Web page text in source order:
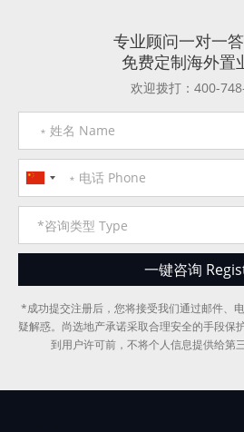
专业顾问一对一
免费定制海外置
欢迎拨打：400-
*成功提交注册后，您将接受我们通过邮件、
疑解惑。尚选地产承诺采取合理安全的手段保
到用户许可前，不将个人信息提供给第